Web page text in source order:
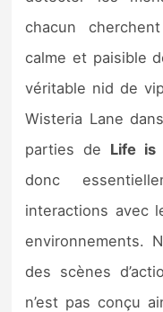
chacun
calme et paisible
véritable nid de
Wisteria Lane dans
parties de Life is
donc
interactions avec
environnements.
des scènes
n’est pas conçu